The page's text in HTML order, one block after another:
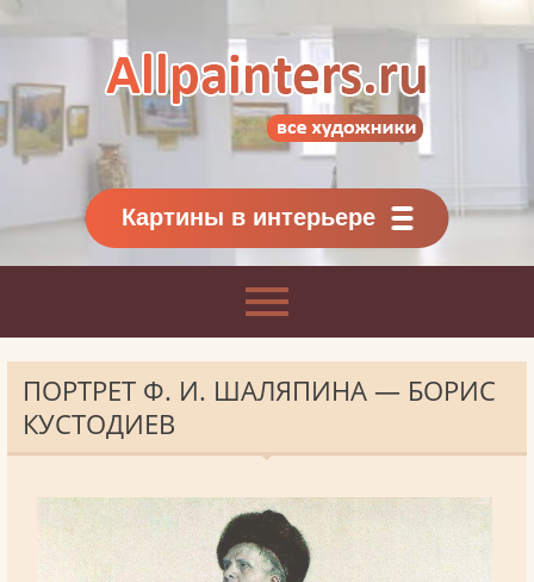
Картины классиков
и современников
Картины в интерьере
ПОРТРЕТ Ф. И. ШАЛЯПИНА — БОРИС
КУСТОДИЕВ